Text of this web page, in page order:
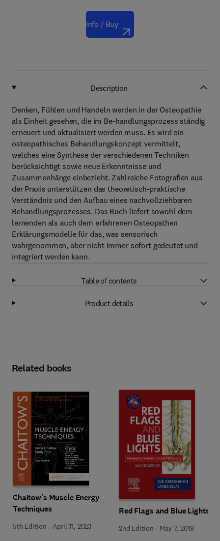
Info / Buy
Description
Denken, Fühlen und Handeln werden in der Osteopathie
als Einheit gesehen, die im Be-handlungsprozess ständig
erneuert und aktualisiert werden muss. Es wird ein
osteopathisches Behandlungskonzept vermittelt,
welches eine Synthese der verschiedenen Techniken
berücksichtigt sowie neue Erkenntnisse und
Zusammenhänge einbezieht. Zahlreiche Fotografien aus
der Praxis unterstützen das theoretisch-praktische
Verständnis und den Aufbau eines nachvollziehbaren
Behandlungsprozesses. Das Buch liefert sowohl dem
lernenden als auch dem erfahrenen Osteopathen
Erklärungsmodelle für das, was sensorisch
wahrgenommen, aber nicht immer sofort gedeutet und
integriert werden kann.
Table of contents
Product details
Related books
Chaitow's Muscle Energy
Techniques
5th Edition - April 11, 2023
Red Flags and Blue Lights
2nd Edition - May 7, 2019